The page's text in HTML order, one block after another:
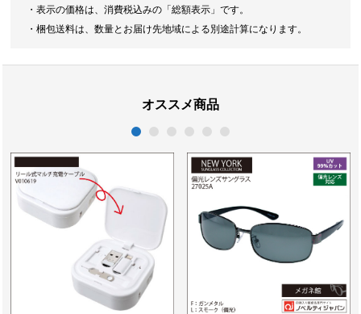
・表示の価格は、消費税込みの「総額表示」です。
・梱包送料は、数量とお届け先地域による別途計算になります。
オススメ商品
1 2 3 4 5 6